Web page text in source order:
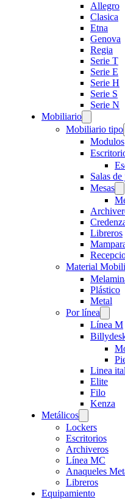
Allegro
Clasica
Etna
Genova
Regia
Serie T
Serie E
Serie H
Serie S
Serie N
Mobiliario
Mobiliario tipo
Modulos
Salas de
Mesas
Libreros
Material
Plástico
Metal
Por línea
Línea M
Linea
Elite
Filo
Kenza
Metálicos
Lockers
Escritorios
Archiveros
Línea MC
Anaqueles
Libreros
Equipamiento